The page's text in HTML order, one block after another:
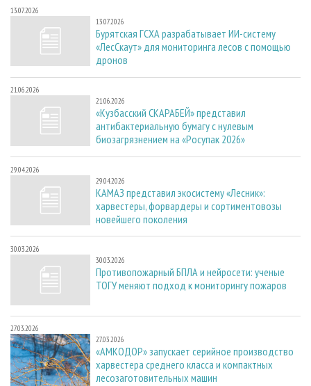
13.07.2026
13.07.2026
Бурятская ГСХА разрабатывает ИИ-систему
«ЛесСкаут» для мониторинга лесов с помощью
дронов
21.06.2026
21.06.2026
«Кузбасский СКАРАБЕЙ» представил
антибактериальную бумагу с нулевым
биозагрязнением на «Росупак 2026»
29.04.2026
29.04.2026
КАМАЗ представил экосистему «Лесник»:
харвестеры, форвардеры и сортиментовозы
новейшего поколения
30.03.2026
30.03.2026
Противопожарный БПЛА и нейросети: ученые
ТОГУ меняют подход к мониторингу пожаров
27.03.2026
27.03.2026
«АМКОДОР» запускает серийное производство
харвестера среднего класса и компактных
лесозаготовительных машин